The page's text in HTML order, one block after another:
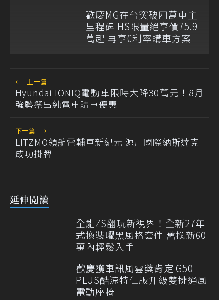
歡慶MG在台突破四萬車主
里程碑 HS限量絕享價75.9
萬起 再享0利率購車方案
← 上一篇
Hyundai IONIQ電動車限時大降30萬元！8月
強勢祭出純電車購車優惠
下一篇 →
LITZMO領航電輔車新紀元 源川國際納斯達克
成功掛牌
延伸閱讀
全能ZS翻玩新視界！全新27年
式換裝曜黑風格套件 舊換新60
萬內輕鬆入手
歡慶獲車訊風雲獎肯定 G50
PLUS酷涼特仕版升級雙排通風
電動座椅